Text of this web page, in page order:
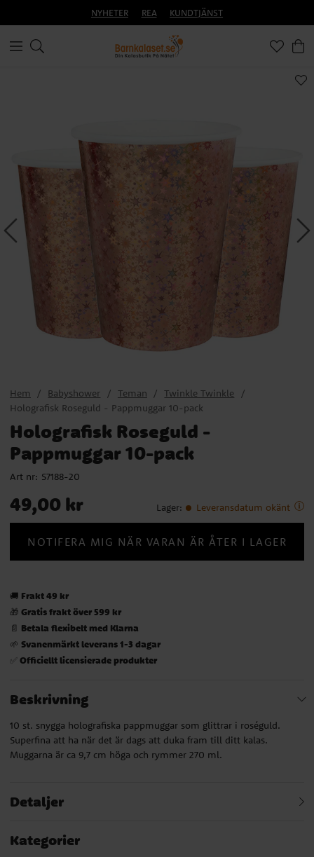
NYHETER REA KUNDTJÄNST
Hem Babyshower Teman
Twinkle Twinkle
Holografisk Roseguld - Pappmuggar 10-pack
Holografisk Roseguld -
Pappmuggar 10-pack
Art nr: S7188-20
Pris: 49,00 kr
49,00 kr Lager: Leveransdatum okänt
NOTIFERA MIG NÄR VARAN ÄR ÅTER I LAGER
🚚 Frakt 49 kr
🎁 Gratis frakt över 599 kr
📄 Betala flexibelt med Klarna
🌱 Svanenmärkt leverans 1-3 dagar
✅ Officiellt licensierade produkter
Beskrivning
10 st. snygga holografiska pappmuggar som glittrar i roséguld.
Superfina att ha när det är dags att duka fram till ditt kalas.
Muggarna är ca 9,7 cm höga och rymmer 270 ml.
Detaljer
Kategorier